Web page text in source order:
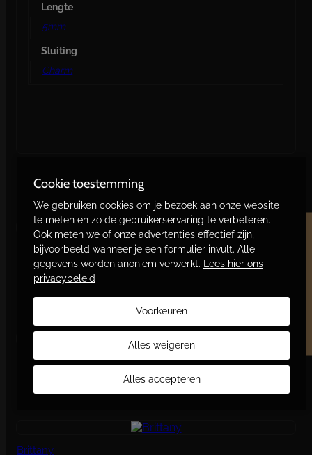
Lengte
5mm
Sluiting
Charm
Gerelateerde producten
Paget
387,75
Oh Doctor!
Brittany
Cookie toestemming
We gebruiken cookies om je bezoek aan onze website
te meten en zo de gebruikerservaring te verbeteren.
Ook meten we of onze advertenties effectief zijn,
bijvoorbeeld wanneer je een formulier invult. Alle
gegevens worden anoniem verwerkt. Lees hier ons
privacybeleid
Voorkeuren
Alles weigeren
Alles accepteren